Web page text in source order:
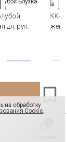
дл. рук.
KK-
на обработку
Cookie.